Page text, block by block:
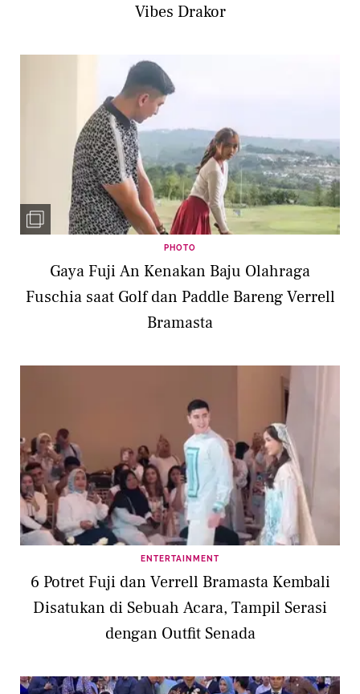
Vibes Drakor
PHOTO
Gaya Fuji An Kenakan Baju Olahraga
Fuschia saat Golf dan Paddle Bareng Verrell
Bramasta
ENTERTAINMENT
6 Potret Fuji dan Verrell Bramasta Kembali
Disatukan di Sebuah Acara, Tampil Serasi
dengan Outfit Senada